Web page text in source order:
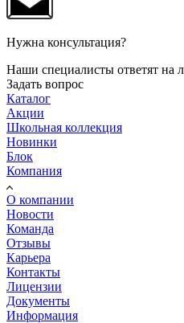
Нужна консультация?
Наши специалисты ответят на
Задать вопрос
Каталог
Акции
Школьная коллекция
Новинки
Блок
Компания
О компании
Новости
Команда
Отзывы
Карьера
Контакты
Лицензии
Документы
Информация